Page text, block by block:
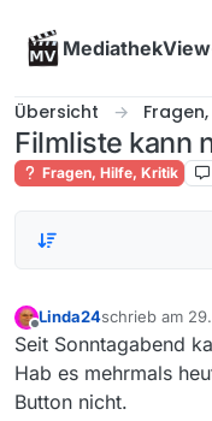
Übersicht
Filmliste kann
Fragen, Hilfe, Kritik
Offline
Linda24schrieb am
zuletzt editiert
Seit Sonntagabend
Hab es mehrmals
Button nicht.